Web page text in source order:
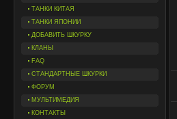
ТАНКИ КИТАЯ
ТАНКИ ЯПОНИИ
ДОБАВИТЬ ШКУРКУ
КЛАНЫ
FAQ
СТАНДАРТНЫЕ ШКУРКИ
ФОРУМ
МУЛЬТИМЕДИЯ
КОНТАКТЫ